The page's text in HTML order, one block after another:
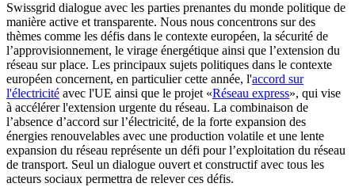
Swissgrid dialogue avec les parties prenantes du monde politique de
manière active et transparente. Nous nous concentrons sur des
thèmes comme les défis dans le contexte européen, la sécurité de
l’approvisionnement, le virage énergétique ainsi que l’extension du
réseau sur place. Les principaux sujets politiques dans le contexte
européen concernent, en particulier cette année, l'accord sur
l'électricité avec l'UE ainsi que le projet «Réseau express», qui vise
à accélérer l'extension urgente du réseau. La combinaison de
l’absence d’accord sur l’électricité, de la forte expansion des
énergies renouvelables avec une production volatile et une lente
expansion du réseau représente un défi pour l’exploitation du réseau
de transport. Seul un dialogue ouvert et constructif avec tous les
acteurs sociaux permettra de relever ces défis.